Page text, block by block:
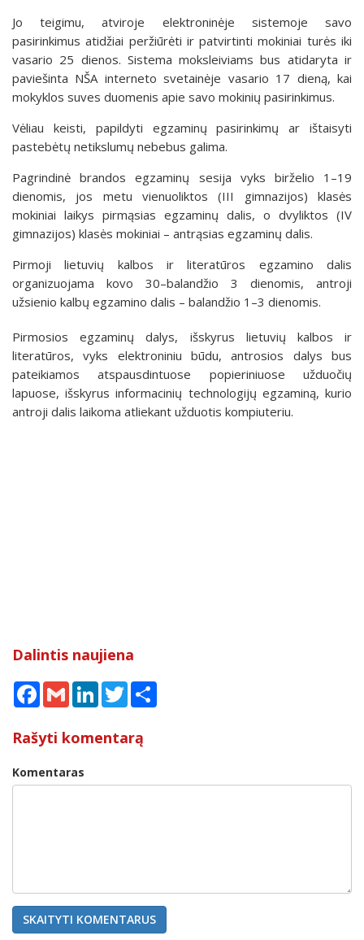
Jo teigimu, atviroje elektroninėje sistemoje savo
pasirinkimus atidžiai peržiūrėti ir patvirtinti mokiniai turės iki
vasario 25 dienos. Sistema moksleiviams bus atidaryta ir
paviešinta NŠA interneto svetainėje vasario 17 dieną, kai
mokyklos suves duomenis apie savo mokinių pasirinkimus.
Vėliau keisti, papildyti egzaminų pasirinkimų ar ištaisyti
pastebėtų netikslumų nebebus galima.
Pagrindinė brandos egzaminų sesija vyks birželio 1–19
dienomis, jos metu vienuoliktos (III gimnazijos) klasės
mokiniai laikys pirmąsias egzaminų dalis, o dvyliktos (IV
gimnazijos) klasės mokiniai – antrąsias egzaminų dalis.
Pirmoji lietuvių kalbos ir literatūros egzamino dalis
organizuojama kovo 30–balandžio 3 dienomis, antroji
užsienio kalbų egzamino dalis – balandžio 1–3 dienomis.
Pirmosios egzaminų dalys, išskyrus lietuvių kalbos ir
literatūros, vyks elektroniniu būdu, antrosios dalys bus
pateikiamos atspausdintuose popieriniuose užduočių
lapuose, išskyrus informacinių technologijų egzaminą, kurio
antroji dalis laikoma atliekant užduotis kompiuteriu.
Dalintis naujiena
Facebook
Gmail LinkedInTwitter
Rašyti komentarą
Komentaras
SKAITYTI KOMENTARUS